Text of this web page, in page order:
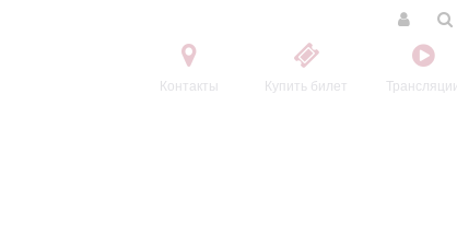
Контакты Купить билет